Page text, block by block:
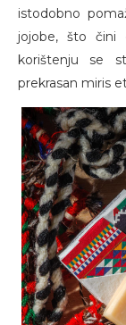
istodobno
jojobe, što čini
korištenju se
prekrasan miris